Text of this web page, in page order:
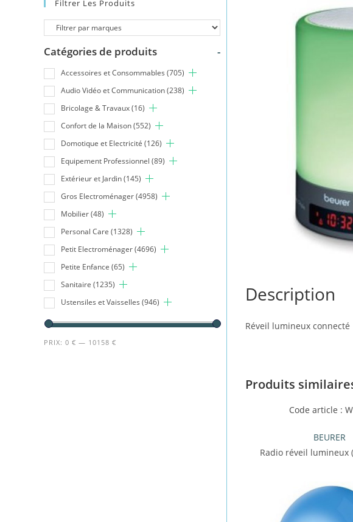
Description
Réveil lumineux connecté
Produits
Code article :
BEURER
Radio réveil lumineux
Filtrer Les Produits
Catégories de produits -
Accessoires et Consommables (705)
Audio Vidéo et Communication(238)
Bricolage & Travaux(16)
Confort de la Maison(552)
Domotique et Electricité (126)
Equipement Professionnel (89)
Extérieur et Jardin(145)
Gros Electroménager(4958)
Mobilier(48)
Personal Care (1328)
Petit Electroménager(4696)
Petite Enfance (65)
Sanitaire (1235)
Ustensiles et Vaisselles (946)
PRIX: 0 € — 10158 €